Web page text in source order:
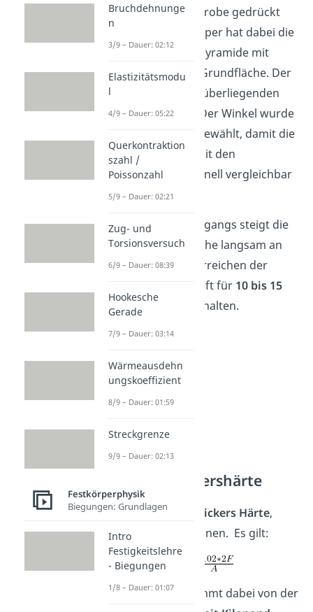
Oberfläche unserer Probe gedrückt
wird. Der Eindringkörper hat dabei die
Form einer geraden Pyramide mit
einer quadratischen Grundfläche. Der
Winkel
zu den gegenüberliegenden
Seiten beträgt136°
. Der Winkel wurde
dabei absichtlich so gewählt, damit die
Härtewerte in etwa mit den
Härtewerten nach Brinell vergleichbar
sind.
Während des Prüfvorgangs steigt die
Kraft auf die Oberfläche langsam an
und wird nach dem Erreichen der
gewünschten Prüfkraft für 10 bis 15
Sekundenaufrechterhalten.
Formel der Vickershärte
Nun können wir die Vickers Härte,
abgekürzt
, berechnen. Es gilt:
DerFaktor 0,102
stammt dabei von der
Bruchdehnunge
n
3/9 – Dauer: 02:12
Elastizitätsmodu
l
4/9 – Dauer: 05:22
Querkontraktion
szahl /
Poissonzahl
5/9 – Dauer: 02:21
Zug- und
Torsionsversuch
6/9 – Dauer: 08:39
Hookesche
Gerade
7/9 – Dauer: 03:14
Wärmeausdehn
ungskoeffizient
8/9 – Dauer: 01:59
Streckgrenze
9/9 – Dauer: 02:13
Festkörperphysik
Biegungen: Grundlagen
Intro
Festigkeitslehre
- Biegungen
1/8 – Dauer: 01:07